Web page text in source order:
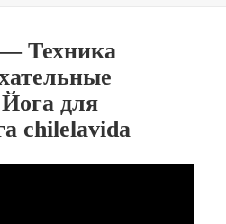
Техника
для
chilelavida